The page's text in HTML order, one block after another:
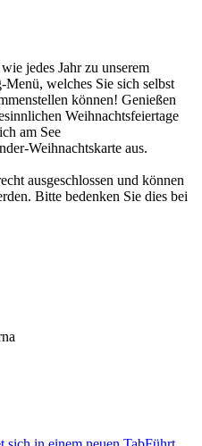
jedes Jahr zu unserem
welches Sie sich selbst
können! Genießen
Weihnachtsfeiertage
am See
Weihnachtskarte aus.
ausgeschlossen und können
Bitte bedenken Sie dies bei